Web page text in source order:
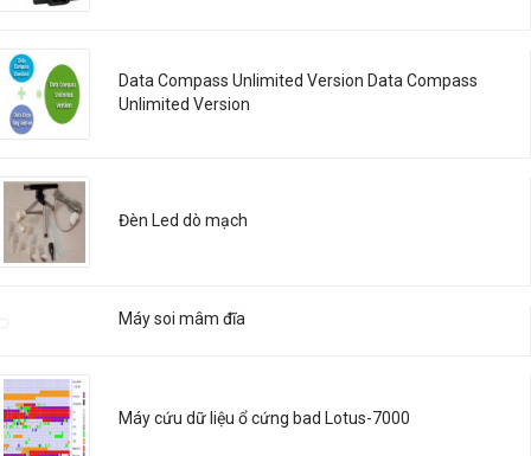
Data Compass Unlimited Version Data Compass
Unlimited Version
Đèn Led dò mạch
Máy soi mâm đĩa
Máy cứu dữ liệu ổ cứng bad Lotus-7000